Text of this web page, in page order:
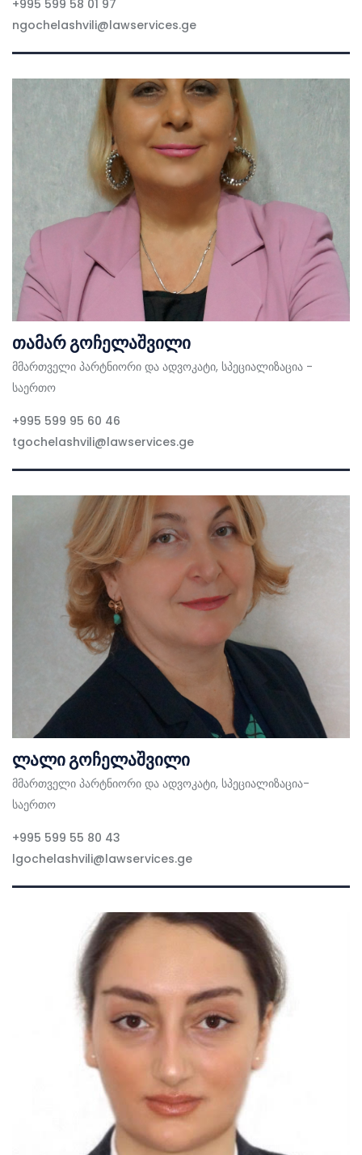
+995 599 58 01 97
ngochelashvili@lawservices.ge
თამარ გოჩელაშვილი
მმართველი პარტნიორი და ადვოკატი, სპეციალიზაცია -
საერთო
+995 599 95 60 46
tgochelashvili@lawservices.ge
ლალი გოჩელაშვილი
მმართველი პარტნიორი და ადვოკატი, სპეციალიზაცია-
საერთო
+995 599 55 80 43
lgochelashvili@lawservices.ge